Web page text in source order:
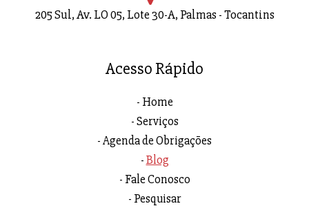
205 Sul, Av. LO 05, Lote 30-A, Palmas - Tocantins
Acesso Rápido
Home
Serviços
Agenda de Obrigações
Blog
Fale Conosco
Pesquisar